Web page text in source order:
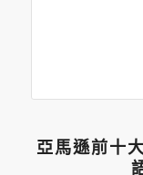
亞馬遜前十